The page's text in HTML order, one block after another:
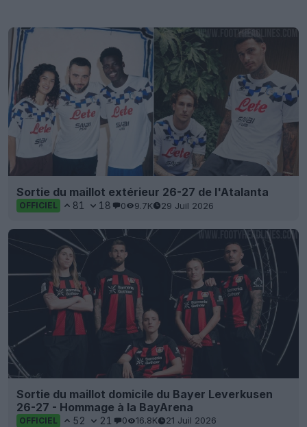
Sortie du maillot extérieur 26-27 de l'Atalanta
OFFICIEL 81 18 0 9.7K 29 Juil 2026
Sortie du maillot domicile du Bayer Leverkusen
26-27 - Hommage à la BayArena
OFFICIEL 52 21 0 16.8K 21 Juil 2026